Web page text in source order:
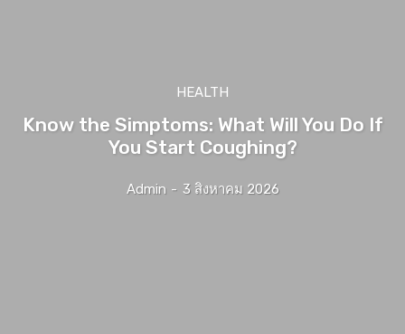
HEALTH
Know the Simptoms: What Will You Do If
You Start Coughing?
Admin - 3 สิงหาคม 2026